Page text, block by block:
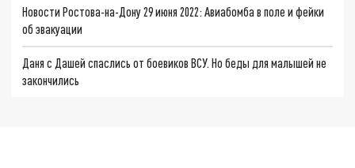
Новости Ростова-на-Дону 29 июня 2022: Авиабомба в поле и фейки
об эвакуации
Даня с Дашей спаслись от боевиков ВСУ. Но беды для малышей не
закончились